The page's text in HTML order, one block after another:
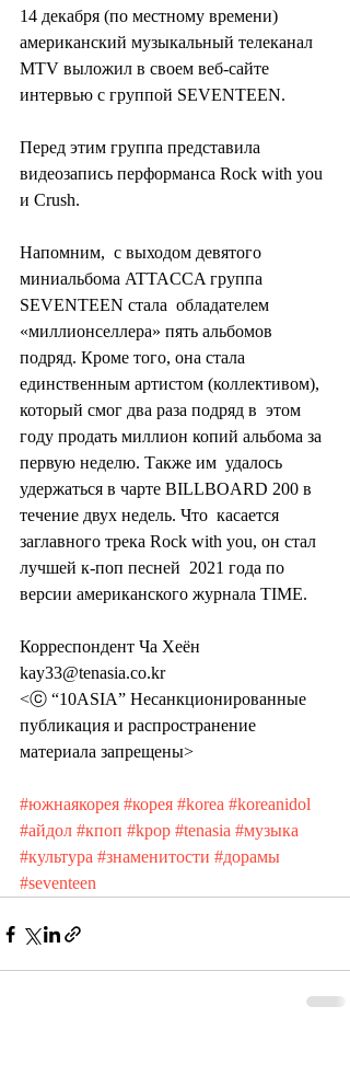
14 декабря (по местному времени)
американский музыкальный телеканал
MTV выложил в своем веб-сайте
интервью с группой SEVENTEEN.
Перед этим группа представила
видеозапись перформанса Rock with you
и Crush.
Напомним,  с выходом девятого
миниальбома ATTACCA группа
SEVENTEEN стала  обладателем
«миллионселлера» пять альбомов
подряд. Кроме того, она стала
единственным артистом (коллективом),
который смог два раза подряд в  этом
году продать миллион копий альбома за
первую неделю. Также им  удалось
удержаться в чарте BILLBOARD 200 в
течение двух недель. Что  касается
заглавного трека Rock with you, он стал
лучшей к-поп песней  2021 года по
версии американского журнала TIME.
Корреспондент Ча Хеён
kay33@tenasia.co.kr
<ⓒ “10ASIA” Несанкционированные
публикация и распространение
материала запрещены>
#южнаякорея #корея #korea #koreanidol
#айдол #кпоп #kpop #tenasia #музыка
#культура #знаменитости #дорамы
#seventeen